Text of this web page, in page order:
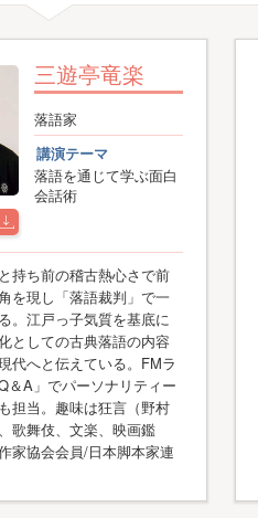
三遊亭竜楽
落語家
講演テーマ
落語を通じて学ぶ面白
会話術
持ち前の稽古熱心さで前
を現し「落語裁判」で一
。江戸っ子気質を基底に
としての古典落語の内容
代へと伝えている。FMラ
＆A」でパーソナリティー
担当。趣味は狂言（野村
歌舞伎、文楽、映画鑑
家協会会員/日本脚本家連